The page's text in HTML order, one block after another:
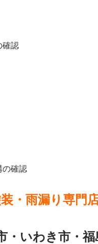
確認
の確認
・雨漏り専門
・いわき市・